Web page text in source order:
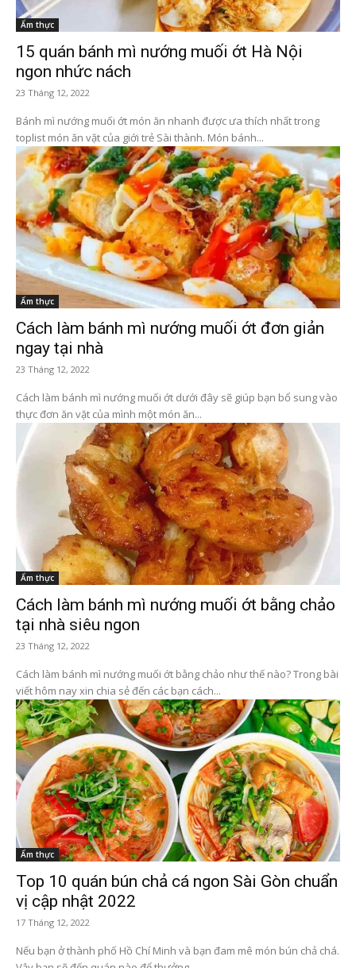
Ẩm thực
15 quán bánh mì nướng muối ớt Hà Nội
ngon nhức nách
23 Tháng 12, 2022
Bánh mì nướng muối ớt món ăn nhanh được ưa thích nhất trong
toplist món ăn vặt của giới trẻ Sài thành. Món bánh...
Ẩm thực
Cách làm bánh mì nướng muối ớt đơn giản
ngay tại nhà
23 Tháng 12, 2022
Cách làm bánh mì nướng muối ớt dưới đây sẽ giúp bạn bổ sung vào
thực đơn ăn vặt của mình một món ăn...
Ẩm thực
Cách làm bánh mì nướng muối ớt bằng chảo
tại nhà siêu ngon
23 Tháng 12, 2022
Cách làm bánh mì nướng muối ớt bằng chảo như thế nào? Trong bài
viết hôm nay xin chia sẻ đến các bạn cách...
Ẩm thực
Top 10 quán bún chả cá ngon Sài Gòn chuẩn
vị cập nhật 2022
17 Tháng 12, 2022
Nếu bạn ở thành phố Hồ Chí Minh và bạn đam mê món bún chả chá.